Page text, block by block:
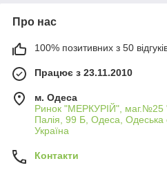
Про нас
100% позитивних з 50
Працює з 23.11.2010
м. Одеса
Ринок "МЕРКУРІЙ", маг.№25
Палія, 99 Б, Одеса, Одеська
Україна
Контакти